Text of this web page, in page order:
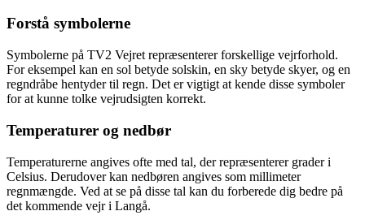
Forstå symbolerne
Symbolerne på TV2 Vejret repræsenterer forskellige vejrforhold.
For eksempel kan en sol betyde solskin, en sky betyde skyer, og en
regndråbe hentyder til regn. Det er vigtigt at kende disse symboler
for at kunne tolke vejrudsigten korrekt.
Temperaturer og nedbør
Temperaturerne angives ofte med tal, der repræsenterer grader i
Celsius. Derudover kan nedbøren angives som millimeter
regnmængde. Ved at se på disse tal kan du forberede dig bedre på
det kommende vejr i Langå.